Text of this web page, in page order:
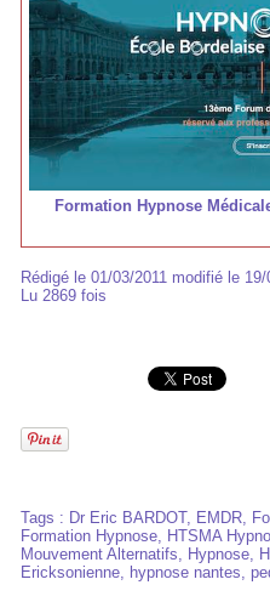
Formation Hypnose
Rédigé le 01/03/2011 modifié le
Lu 2869 fois
Tags : Dr Eric BARDOT, EMDR,
Formation Hypnose, HTSMA
Mouvement Alternatifs, Hypnose,
Ericksonienne, hypnose nantes,